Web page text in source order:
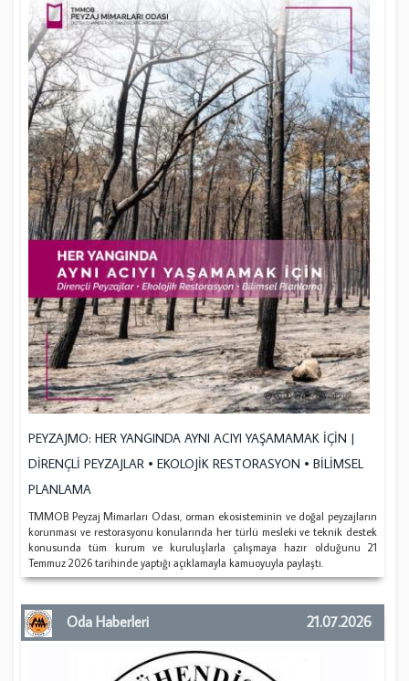
PEYZAJMO: HER YANGINDA AYNI ACIYI YAŞAMAMAK İÇİN |
DİRENÇLİ PEYZAJLAR • EKOLOJİK RESTORASYON • BİLİMSEL
PLANLAMA
TMMOB Peyzaj Mimarları Odası, orman ekosisteminin ve doğal peyzajların
korunması ve restorasyonu konularında her türlü mesleki ve teknik destek
konusunda tüm kurum ve kuruluşlarla çalışmaya hazır olduğunu 21
Temmuz 2026 tarihinde yaptığı açıklamayla kamuoyuyla paylaştı.
Oda Haberleri 21.07.2026